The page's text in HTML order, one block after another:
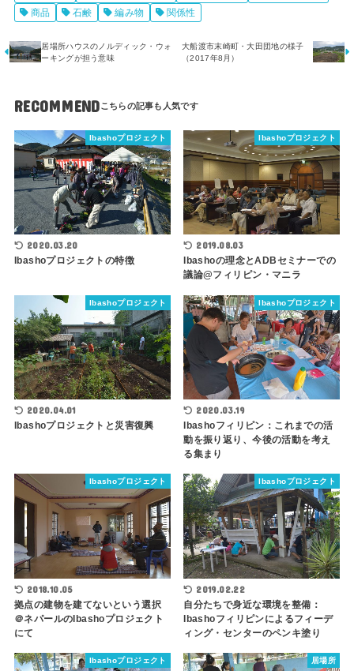
商品
石鹸 編み物 関係性
居場所ハウスのノルディック・ウォ
ーキングが担う意味
大船渡市末崎町・大田団地の様子
（2017年8月）
RECOMMEND
Ibashoプロジェクト
2020.03.20
Ibashoプロジェクトの特徴
Ibashoプロジェクト
2019.08.03
Ibashoの理念とADBセミナーでの
議論@フィリピン・マニラ
Ibashoプロジェクト
2020.04.01
Ibashoプロジェクトと災害復興
Ibashoプロジェクト
2020.03.19
Ibashoフィリピン：これまでの活
動を振り返り、今後の活動を考え
る集まり
Ibashoプロジェクト
2018.10.05
拠点の建物を建てないという選択
＠ネパールのIbashoプロジェクト
にて
Ibashoプロジェクト
2019.02.22
自分たちで身近な環境を整備：
Ibashoフィリピンによるフィーデ
ィング・センターのペンキ塗り
Ibashoプロジェクト 居場所